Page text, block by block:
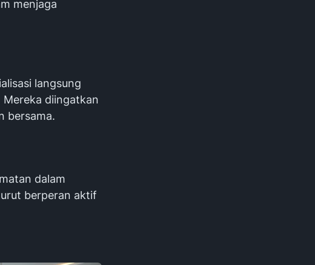
menjaga
langsung
diingatkan
bersama.
dalam
berperan aktif